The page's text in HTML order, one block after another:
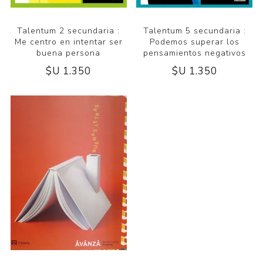
Talentum 2 secundaria :
Me centro en intentar ser
buena persona
$U 1.350
Talentum 5 secundaria :
Podemos superar los
pensamientos negativos
$U 1.350